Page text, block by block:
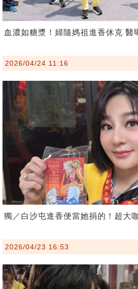
血濃如糖漿！婦隨媽祖進香休克 醫
2026/04/24 11:16
獨／白沙屯進香便當她捐的！超大
2026/04/23 16:53